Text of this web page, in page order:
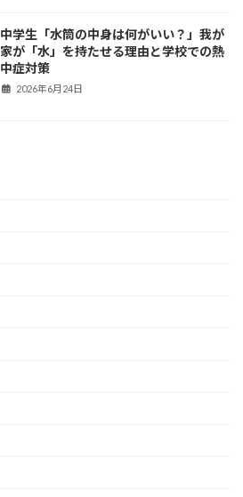
中学生「水筒の中身は何がいい？」我が
家が「水」を持たせる理由と学校での熱
中症対策
2026年6月24日